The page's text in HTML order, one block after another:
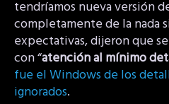
tendríamos nueva versión
completamente de la nada
expectativas, dijeron que
con “atención al mínimo
fue el Windows de los
ignorados.